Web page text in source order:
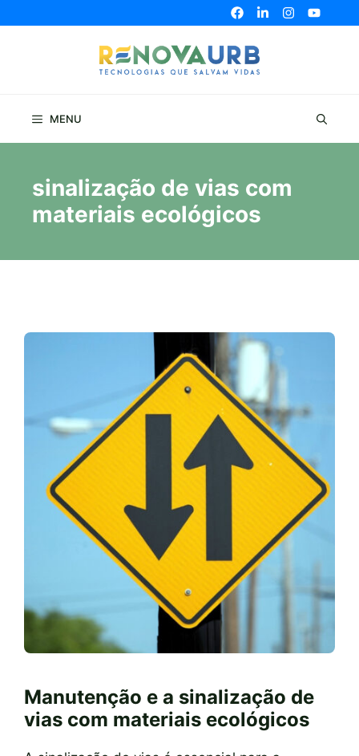
para
MENU
sinalização de vias com
materiais ecológicos
Manutenção e a sinalização de
vias com materiais ecológicos